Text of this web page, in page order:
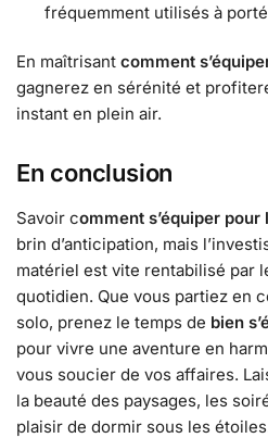
fréquemment utilisés à
En maîtrisant comment
gagnerez en sérénité et
instant en plein air.
En conclusion
Savoir comment s’équiper pour
brin d’anticipation, mais
matériel est vite rentabilisé par
quotidien. Que vous partiez en
solo, prenez le temps de bien
pour vivre une aventure en
vous soucier de vos affaires.
la beauté des paysages, les
plaisir de dormir sous les